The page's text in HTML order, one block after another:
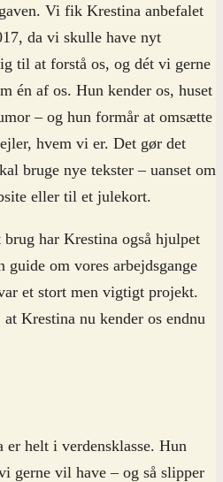
Vi fik Krestina anbefalet
da vi skulle have nyt
til at forstå os, og dét vi gerne
én af os. Hun kender os, huset
– og hun formår at omsætte
hvem vi er. Det gør det
bruge nye tekster – uanset om
eller til et julekort.
har Krestina også hjulpet
guide om vores arbejdsgange
et stort men vigtigt projekt.
Krestina nu kender os endnu
er helt i verdensklasse. Hun
gerne vil have – og så slipper